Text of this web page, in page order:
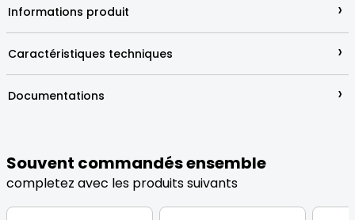
Informations produit ›
Caractéristiques techniques ›
Documentations ›
Souvent commandés ensemble
completez avec les produits suivants